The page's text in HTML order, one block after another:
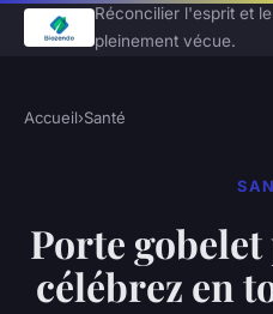
Réconcilier l'esprit et
pleinement vécue.
Accueil›Santé
Porte
célébrez en